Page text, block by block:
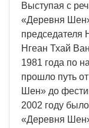
Выступая с
«Деревня
председателя
Нгеан Тхай
1981 года по
прошло путь
Шен» до
2002 году
«Деревня